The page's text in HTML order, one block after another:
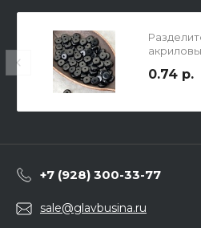
0.74 р.
+7 (928) 300-33-77
sale@glavbusina.ru